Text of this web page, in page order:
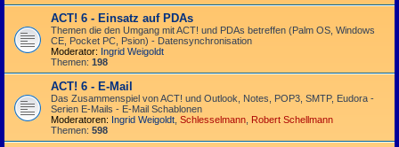
ACT! 6 - Einsatz auf PDAs
Themen die den Umgang mit ACT! und PDAs betreffen (Palm OS, Windows
CE, Pocket PC, Psion) - Datensynchronisation
Moderator: Ingrid Weigoldt
Themen: 198
ACT! 6 - E-Mail
Das Zusammen­spiel von ACT! und Outlook, Notes, POP3, SMTP, Eudora -
Serien E-Mails - E-Mail Schablonen
Moderatoren: Ingrid Weigoldt Schlesselmann Robert Schellmann
Themen: 598